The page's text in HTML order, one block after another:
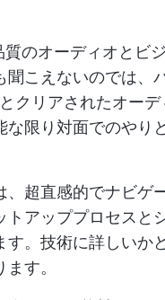
質のオーディオとビ
聞こえないのでは、
クリアされたオー
限り対面でのやり
超直感的でナビゲ
アッププロセスと
す。技術に詳しいか
す。